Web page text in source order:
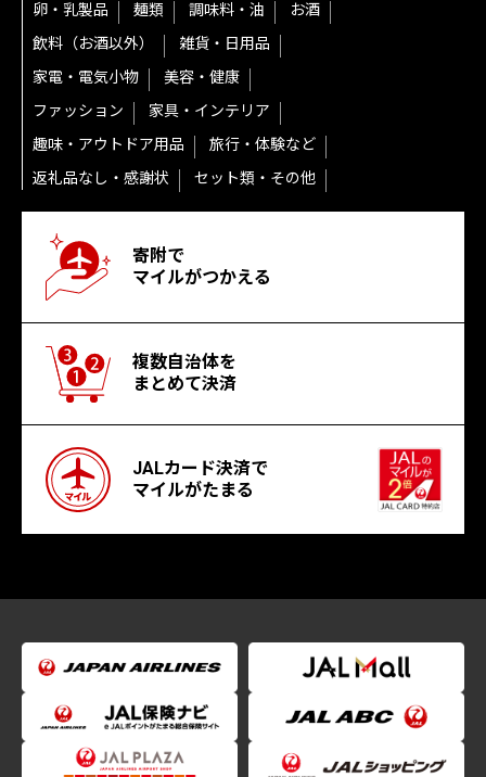
卵・乳製品
麺類 調味料・油
お酒
飲料（お酒以外）
雑貨・日用品
家電・電気小物
美容・健康
ファッション
家具・インテリア
趣味・アウトドア用品
旅行・体験など
返礼品なし・感謝状
セット類・その他
寄附で
マイルがつかえる
複数自治体を
まとめて決済
JALカード決済で
マイルがたまる